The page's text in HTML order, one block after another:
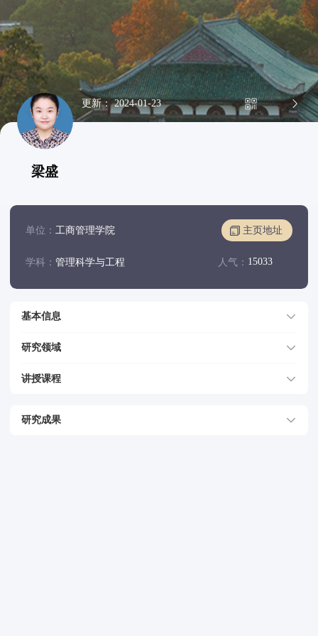
梁盛
更新： 2024-01-23
单位： 工商管理学院 主页地址
学科： 管理科学与工程 人气： 15033
基本信息
研究领域
讲授课程
研究成果